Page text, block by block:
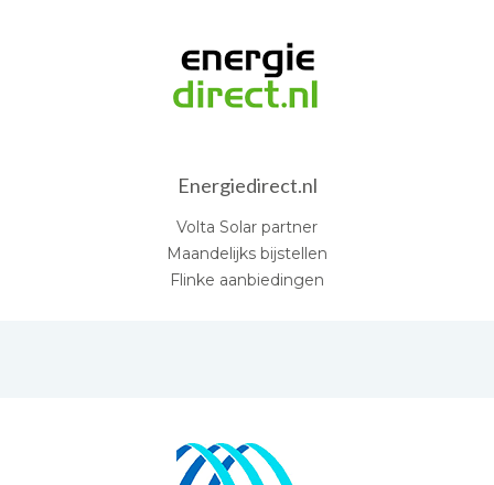
Energiedirect.nl
Volta Solar partner
Maandelijks bijstellen
Flinke aanbiedingen